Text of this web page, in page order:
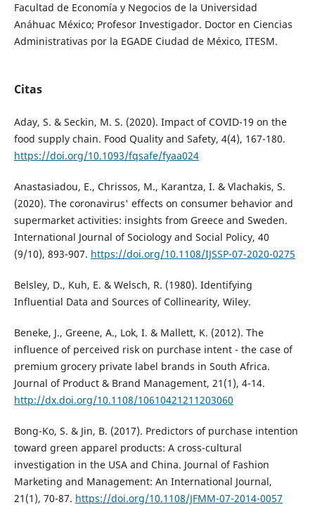
Facultad de Economía y Negocios de la Universidad
Anáhuac México; Profesor Investigador. Doctor en Ciencias
Administrativas por la EGADE Ciudad de México, ITESM.
Citas
Aday, S. & Seckin, M. S. (2020). Impact of COVID-19 on the
food supply chain. Food Quality and Safety, 4(4), 167-180.
https://doi.org/10.1093/fqsafe/fyaa024
Anastasiadou, E., Chrissos, M., Karantza, I. & Vlachakis, S.
(2020). The coronavirus' effects on consumer behavior and
supermarket activities: insights from Greece and Sweden.
International Journal of Sociology and Social Policy, 40
(9/10), 893-907. https://doi.org/10.1108/IJSSP-07-2020-0275
Belsley, D., Kuh, E. & Welsch, R. (1980). Identifying
Influential Data and Sources of Collinearity, Wiley.
Beneke, J., Greene, A., Lok, I. & Mallett, K. (2012). The
influence of perceived risk on purchase intent - the case of
premium grocery private label brands in South Africa.
Journal of Product & Brand Management, 21(1), 4-14.
http://dx.doi.org/10.1108/10610421211203060
Bong-Ko, S. & Jin, B. (2017). Predictors of purchase intention
toward green apparel products: A cross-cultural
investigation in the USA and China. Journal of Fashion
Marketing and Management: An International Journal,
21(1), 70-87. https://doi.org/10.1108/JFMM-07-2014-0057